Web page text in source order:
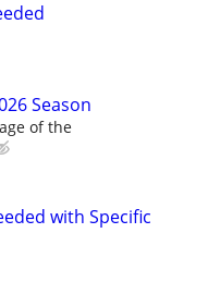
Season
of the
with Specific